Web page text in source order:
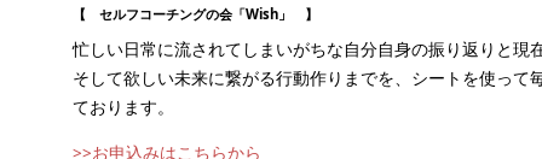
【 セルフコーチングの会「Wish」 】
忙しい日常に流されてしまいがちな自分自身の振り返りと現
そして欲しい未来に繋がる行動作りまでを、シートを使って
ております。
>>お申込みはこちらから